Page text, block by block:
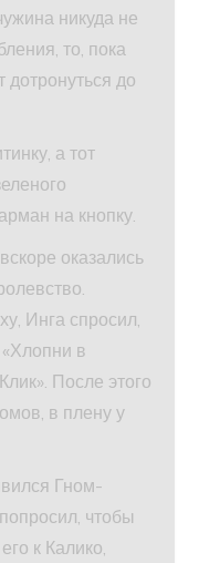
никуда не
то, пока
дотронуться до
а тот
на кнопку.
оказались
Инга спросил,
в
После этого
в плену у
Гном-
чтобы
к Калико,